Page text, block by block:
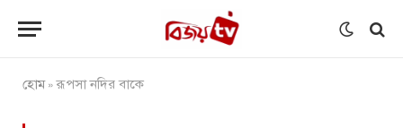
হোম»রূপসা নদির বাকে